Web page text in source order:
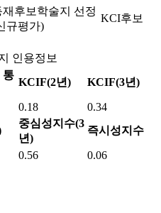
재후보학술지 선정
규평가)
KCI후보
인용정보
통
KCIF(2년) KCIF(3년)
0.18
0.34
중심성지수(3
년)
즉시성지수
0.56 0.06